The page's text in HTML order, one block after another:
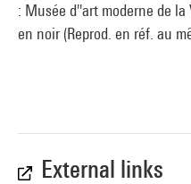
: Musée d''art moderne de la
en noir (Reprod. en réf. au
External links